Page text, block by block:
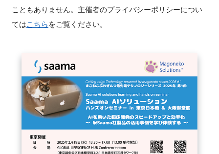
こともありません。主催者のプライバシーポリシーについ
てはこちら をご覧ください。